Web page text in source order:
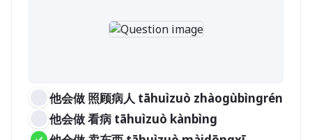
他会做 照顾病人 tāhuìzuò zhàogùbìngrén
他会做 看病 tāhuìzuò kànbìng